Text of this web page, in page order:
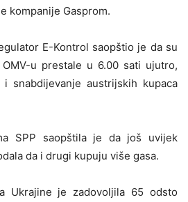
kompanije Gasprom.
E-Kontrol saopštio je da su
u prestale u 6.00 sati ujutro,
snabdijevanje austrijskih kupaca
SPP saopštila je da još uvijek
da i drugi kupuju više gasa.
Ukrajine je zadovoljila 65 odsto